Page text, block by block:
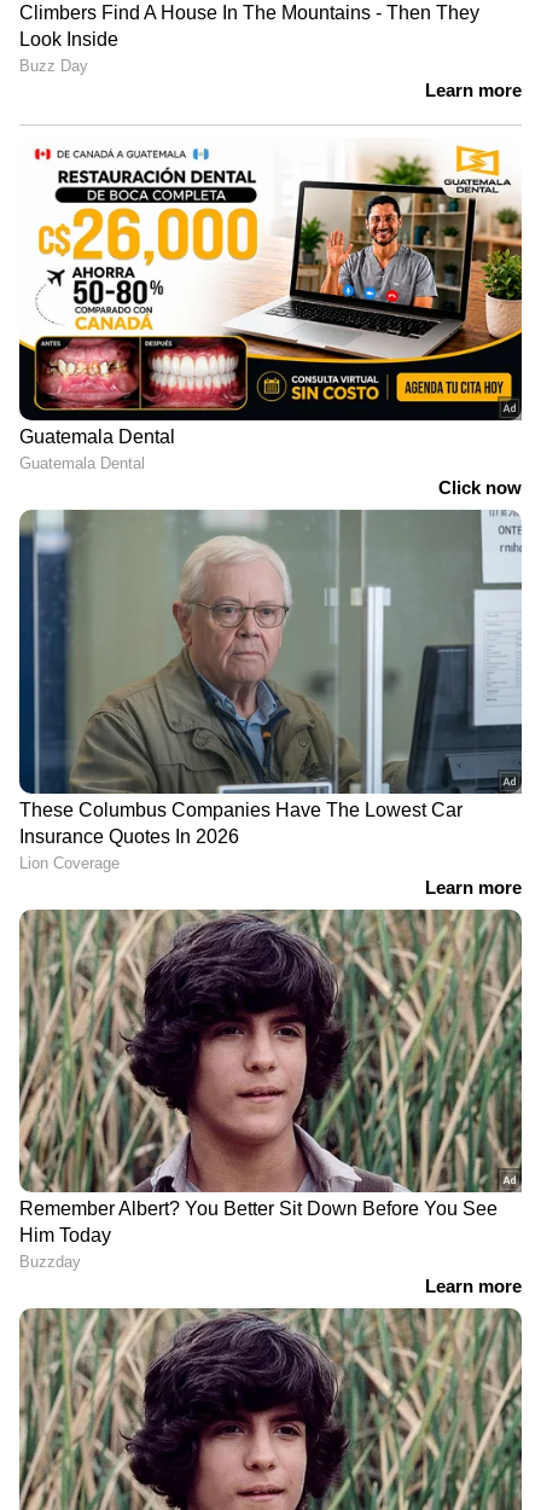
പ്രതിപക്ഷ വികാരം അമിത് ഷായെ
അറിയിക്കണം; നിർദേശം നൽകി
Rajyasabha